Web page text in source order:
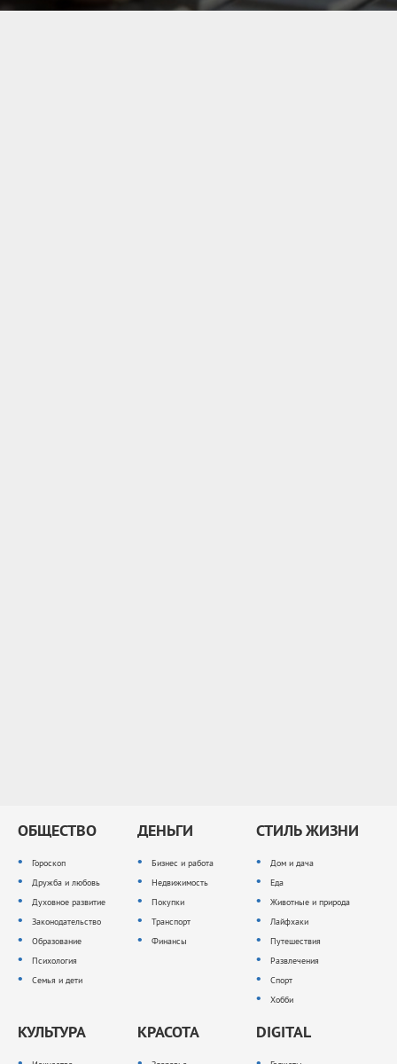
ОБЩЕСТВО
Гороскоп
Дружба и любовь
Духовное развитие
Законодательство
Образование
Психология
Семья и дети
ДЕНЬГИ
Бизнес и работа
Недвижимость
Покупки
Транспорт
Финансы
СТИЛЬ ЖИЗНИ
Дом и дача
Еда
Животные и природа
Лайфхаки
Путешествия
Развлечения
Спорт
Хобби
КУЛЬТУРА КРАСОТА DIGITAL